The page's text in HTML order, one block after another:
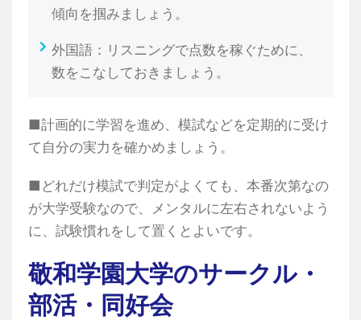
傾向を掴みましょう。
外国語：リスニングで点数を稼ぐために、
数をこなしておきましょう。
■計画的に学習を進め、模試などを定期的に受け
て自分の実力を確かめましょう。
■どれだけ模試で判定がよくても、本番次第なの
が大学受験なので、メンタルに左右されないよう
に、試験慣れをして置くとよいです。
敬和学園大学のサークル・
部活・同好会